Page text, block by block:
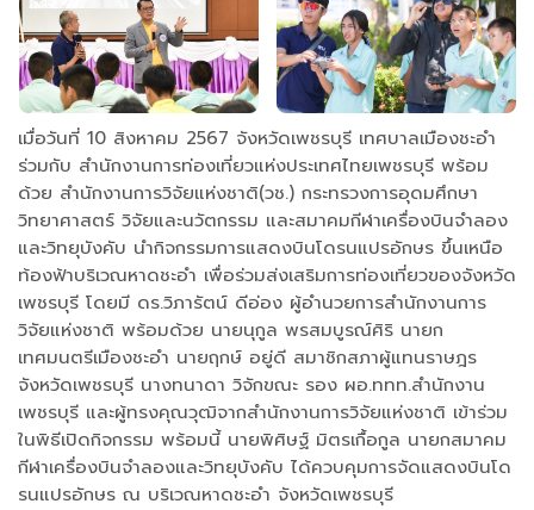
เมื่อวันที่ 10 สิงหาคม 2567 จังหวัดเพชรบุรี เทศบาลเมืองชะอํา
ร่วมกับ สำนักงานการท่องเที่ยวแห่งประเทศไทยเพชรบุรี พร้อม
ด้วย สำนักงานการวิจัยแห่งชาติ(วช.) กระทรวงการอุดมศึกษา
วิทยาศาสตร์ วิจัยและนวัตกรรม และสมาคมกีฬาเครื่องบินจำลอง
และวิทยุบังคับ นำกิจกรรมการแสดงบินโดรนแปรอักษร ขึ้นเหนือ
ท้องฟ้าบริเวณหาดชะอำ เพื่อร่วมส่งเสริมการท่องเที่ยวของจังหวัด
เพชรบุรี โดยมี ดร.วิภารัตน์ ดีอ่อง ผู้อำนวยการสำนักงานการ
วิจัยแห่งชาติ พร้อมด้วย นายนุกูล พรสมบูรณ์ศิริ นายก
เทศมนตรีเมืองชะอำ นายฤกษ์ อยู่ดี สมาชิกสภาผู้แทนราษฎร
จังหวัดเพชรบุรี นางทนาดา วิจักขณะ รอง ผอ.ททท.สำนักงาน
เพชรบุรี และผู้ทรงคุณวุฒิจากสำนักงานการวิจัยแห่งชาติ เข้าร่วม
ในพิธีเปิดกิจกรรม พร้อมนี้ นายพิศิษฐ์ มิตรเกื้อกูล นายกสมาคม
กีฬาเครื่องบินจำลองและวิทยุบังคับ ได้ควบคุมการจัดแสดงบินโด
รนแปรอักษร ณ บริเวณหาดชะอำ จังหวัดเพชรบุรี